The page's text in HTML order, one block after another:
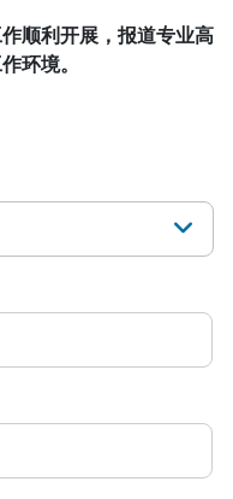
顺利开展，报道专业高
环境。